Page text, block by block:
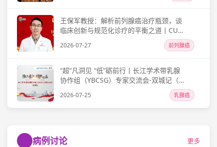
王保军教授：解析前列腺癌治疗瓶颈，谈
临床创新与规范化诊疗的平衡之道丨CUA
2026-07-27 前列腺癌
“超”凡洞见 “低”砺前行丨长江学术带乳腺
协作组（YBCSG）专家交流会-双城记（福
2026-07-25 乳腺癌
病例讨论 更多